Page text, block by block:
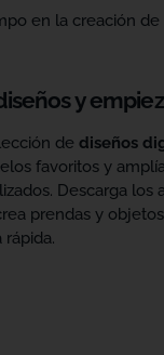
en la creación de
y
de diseños
favoritos y
Descarga los
prendas y